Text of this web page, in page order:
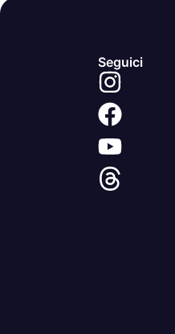
Seguici